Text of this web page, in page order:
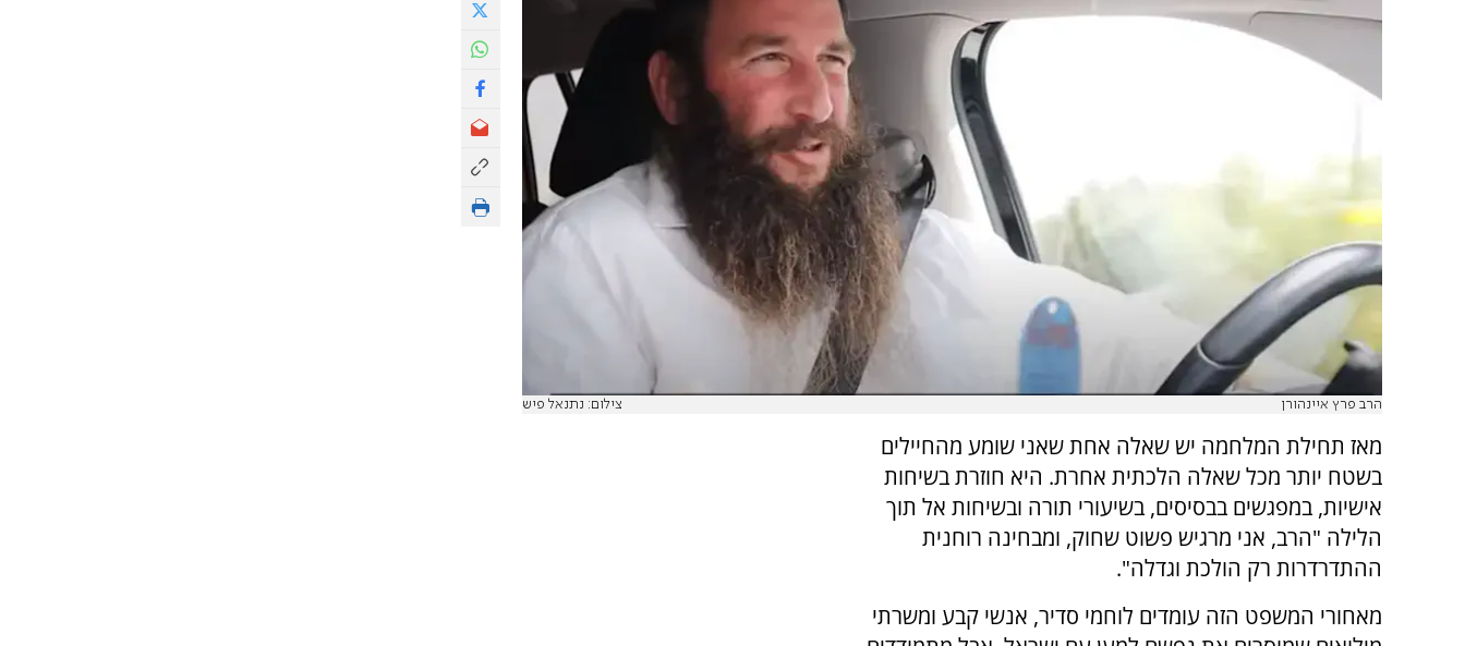
הרב פרץ איינהורן צילום: נתנאל פיש
מאז תחילת המלחמה יש שאלה אחת שאני שומע מהחיילים
בשטח יותר מכל שאלה הלכתית אחרת. היא חוזרת בשיחות
אישיות, במפגשים בבסיסים, בשיעורי תורה ובשיחות אל תוך
הלילה "הרב, אני מרגיש פשוט שחוק, ומבחינה רוחנית
ההתדרדרות רק הולכת וגדלה".
מאחורי המשפט הזה עומדים לוחמי סדיר, אנשי קבע ומשרתי